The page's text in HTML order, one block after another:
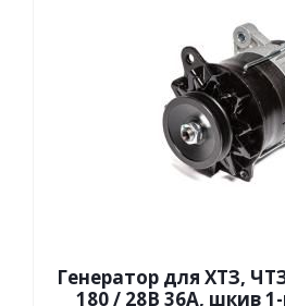
Генератор для ХТЗ,
180 / 28В 36А, шкив